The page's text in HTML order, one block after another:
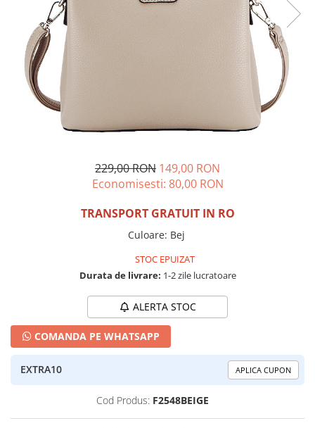
Incaltamine primavara-vara piele
Imbracaminte
Camasi si topuri
Blugi si pantaloni
Fuste
Pulovere si cardigane
229,00 RON 149,00 RON
Economisesti: 80,00 RON
TRANSPORT GRATUIT IN RO
Culoare: Bej
STOC EPUIZAT
Durata de livrare: 1-2 zile lucratoare
ALERTA STOC
COMANDA PE WHATSAPP
EXTRA10 APLICA CUPON
Cod Produs: F2548BEIGE